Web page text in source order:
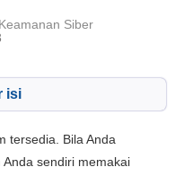
Siber
isi
tersedia. Bila Anda
sendiri memakai